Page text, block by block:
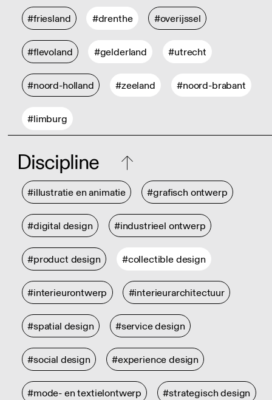
#friesland #drenthe #overijssel
#flevoland #gelderland #utrecht
#noord-holland #zeeland #noord-brabant
#limburg
Discipline
#illustratie en animatie #grafisch ontwerp
#digital design #industrieel ontwerp
#product design #collectible design
#interieurontwerp #interieurarchitectuur
#spatial design #service design
#social design #experience design
#mode- en textielontwerp #strategisch design